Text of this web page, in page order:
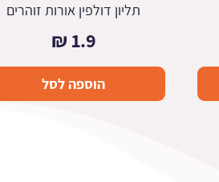
תליון דולפין אורות זוהרים
1.9
₪
הוספה לסל